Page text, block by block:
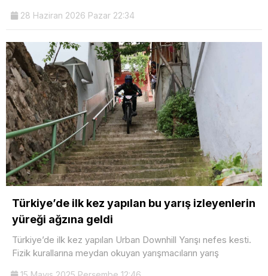
28 Haziran 2026 Pazar 22:34
Türkiye’de ilk kez yapılan bu yarış izleyenlerin
yüreği ağzına geldi
Türkiye’de ilk kez yapılan Urban Downhill Yarışı nefes kesti.
Fizik kurallarına meydan okuyan yarışmacıların yarış